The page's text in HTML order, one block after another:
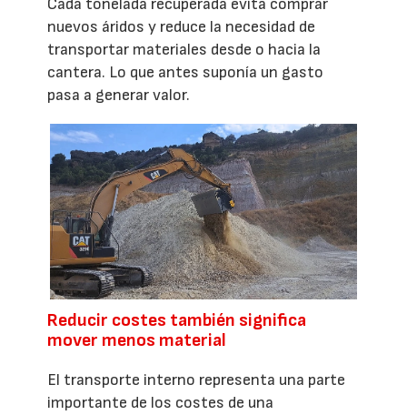
nuevos áridos y reduce la necesidad de
transportar materiales desde o hacia la
cantera. Lo que antes suponía un gasto
pasa a generar valor.
Reducir costes también significa
mover menos material
El transporte interno representa una parte
importante de los costes de una